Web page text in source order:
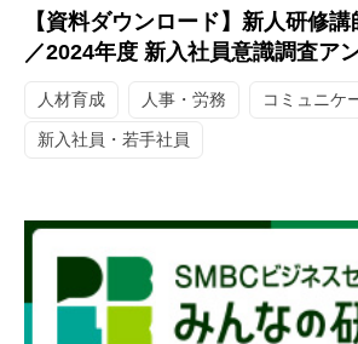
【資料ダウンロード】新人研修講
／2024年度 新入社員意識調査ア
人材育成 人事・労務 コミュニケ
新入社員・若手社員